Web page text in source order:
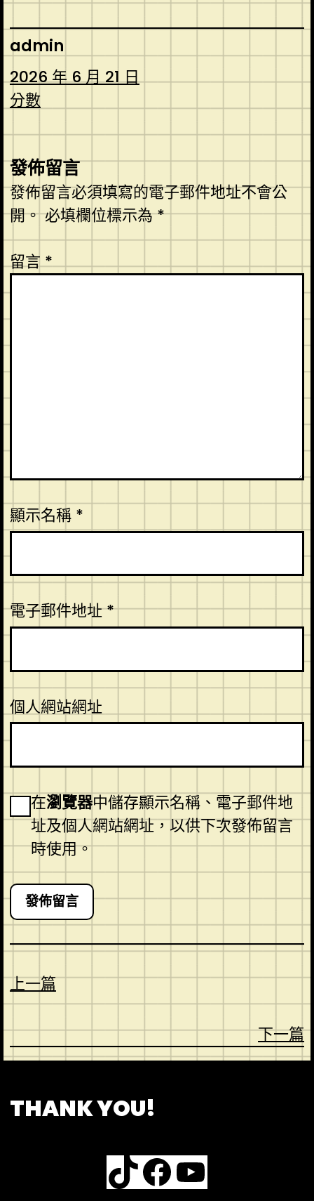
admin
2026 年 6 月 21 日
分數
發佈留言
發佈留言必須填寫的電子郵件地址不會公
開。必填欄位標示為*
留言*
顯示名稱 *
電子郵件地址*
個人網站網址
在瀏覽器中儲存顯示名稱、電子郵件地
址及個人網站網址，以供下次發佈留言
時使用。
上一篇
下一篇
THANK YOU!
TikTok Facebook YouTube